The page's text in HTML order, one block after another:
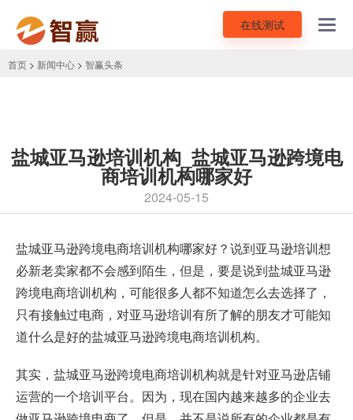
在线测试
首页 > 新闻中心 > 智赢头条
盐城亚马逊培训机构_盐城亚马逊跨境电
商培训机构哪家好
2024-05-15
盐城亚马逊跨境电商培训机构哪家好？说到亚马逊培训想
必新老卖家都不会感到陌生，但是，要是说到盐城亚马逊
跨境电商培训机构，可能很多人都不知道怎么去选择了，
只有接触过电商，对亚马逊培训有所了解的朋友才可能知
道什么是好的盐城亚马逊跨境电商培训机构。
其实，盐城亚马逊跨境电商培训机构就是针对亚马逊店铺
运营的一个培训平台。因为，现在国内越来越多的企业去